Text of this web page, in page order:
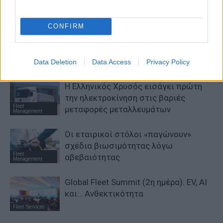
CONFIRM
Data Deletion Data Access Privacy Policy
Management
Νέο πρόγραμμα καθοδήγησης στον
Fleet
Management
Η Ελληνικός Χρυσός εισάγει πρώτη
την ηλεκτροκίνηση στις βαριές
μεταφορές μεταλλευμάτων
Fleet
Management
Οι εταιρικοί στόλοι «παγώνουν»
σχέδια βιωσιμότητας λόγω
αβεβαιότητας
Fleet Services
Global Fleet Summit (2η ημέρα): EV, AI
και… Ανθεκτικότητα